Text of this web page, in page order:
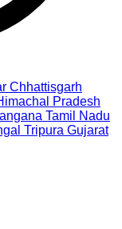
Chhattisgarh
Pradesh
Tamil Nadu
Tripura Gujarat